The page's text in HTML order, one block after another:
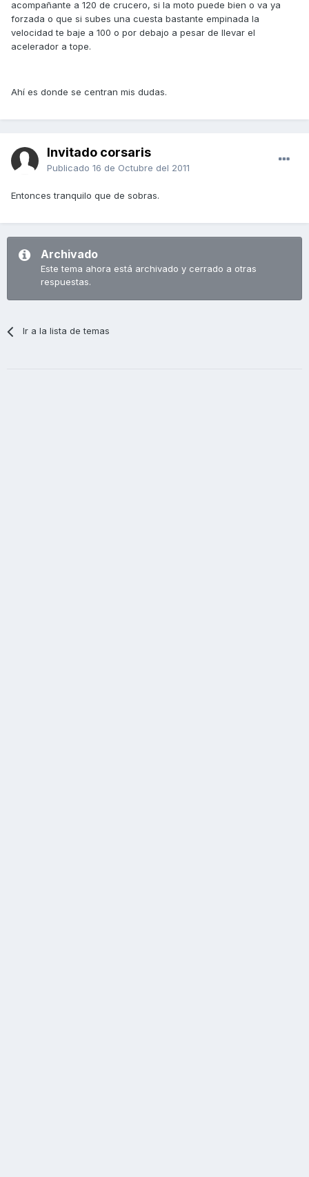
acompañante a 120 de crucero, si la moto puede bien o va ya
forzada o que si subes una cuesta bastante empinada la
velocidad te baje a 100 o por debajo a pesar de llevar el
acelerador a tope.
Ahí es donde se centran mis dudas.
Invitado corsaris
Publicado 16 de Octubre del 2011
Entonces tranquilo que de sobras.
Archivado
Este tema ahora está archivado y cerrado a otras
respuestas.
Ir a la lista de temas